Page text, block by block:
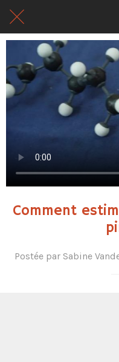
Comment
Postée par Sabine